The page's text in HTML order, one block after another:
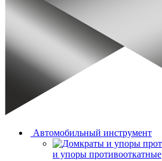
Автомобильный инструмент
и упоры противооткатные